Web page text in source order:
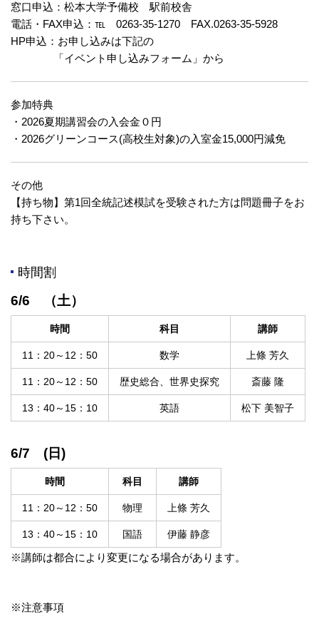
窓口申込：松本大学予備校 駅前校舎
電話・FAX申込：℡ 0263-35-1270 FAX.0263-35-5928
HP申込：お申し込みは下記の
「イベント申し込みフォーム」から
参加特典
・2026夏期講習会の入会金０円
・2026グリーンコース(高校生対象)の入室金15,000円減免
その他
【持ち物】第1回全統記述模試を受験された方は問題冊子をお
持ち下さい。
時間割
6/6 （土）
時間 科目 講師
11：20～12：50 数学 上條 芳久
11：20～12：50 歴史総合、世界史探究 斎藤 隆
13：40～15：10 英語 松下 美智子
6/7 (日)
時間 科目 講師
11：20～12：50 物理 上條 芳久
13：40～15：10 国語 伊藤 静彦
※講師は都合により変更になる場合があります。
※注意事項